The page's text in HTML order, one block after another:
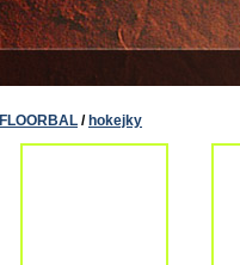
FLOORBAL / hokejky